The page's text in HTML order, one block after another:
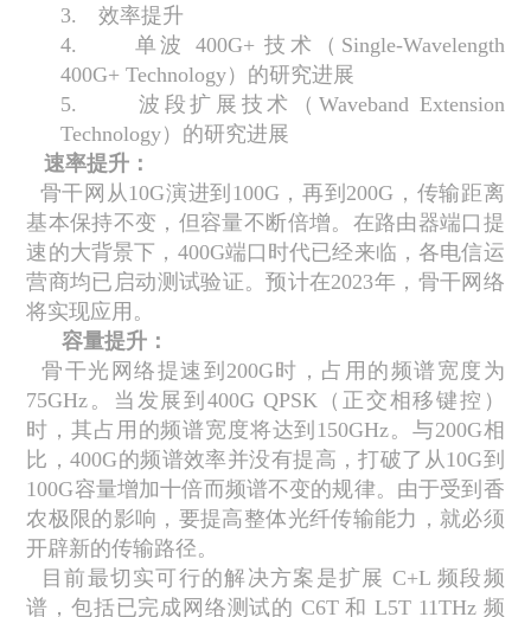
3.
效率提升
4.
单波 400G+技术（ Single-Wavelength
400G+ Technology）的研究进展
5.
波段扩展技术（ Waveband Extension
Technology）的研究进展
速率提升：
骨干网从 10G演进到 100G ，再到 200G ，传输距离
基本保持不变，但容量不断倍增。在路由器端口提
速的大背景下， 400G端口时代已经来临，各电信运
营商均已启动测试验证。预计在2023年，骨干网络
将实现应用。
容量提升：
骨干光网络提速到 200G时，占用的频谱宽度为
75GHz 。当发展到 400G QPSK（正交相移键控）
时，其占用的频谱宽度将达到 150GHz。与200G相
比，400G的频谱效率并没有提高，打破了从 10G到
100G容量增加十倍而频谱不变的规律。由于受到香
农极限的影响，要提高整体光纤传输能力，就必须
开辟新的传输路径。
目前最切实可行的解决方案是扩展 C+L频段频
谱，包括已完成网络测试的 C6T和 L5T 11THz 频